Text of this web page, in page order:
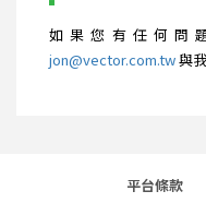
如果您有任何問
jon@vector.com.tw與
平台條款